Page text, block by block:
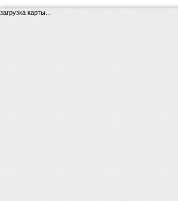
загрузка карты...